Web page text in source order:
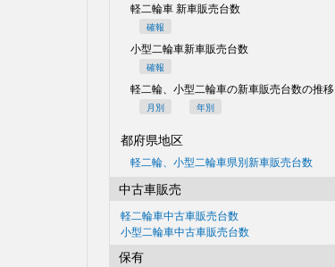
軽二輪車 新車販売台数
確報
小型二輪車新車販売台数
確報
軽二輪、小型二輪車の新車販売台数の推移
月別 年別
都府県地区
軽二輪、小型二輪車県別新車販売台数
中古車販売
軽二輪車中古車販売台数
小型二輪車中古車販売台数
保有